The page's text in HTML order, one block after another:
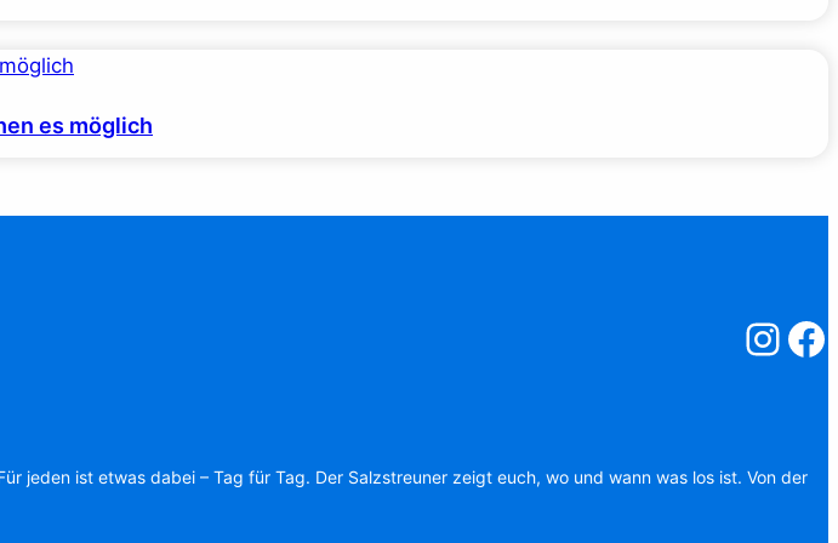
es möglich
jeden ist etwas dabei – Tag für Tag. Der Salzstreuner zeigt euch, wo und wann was los ist. Von der